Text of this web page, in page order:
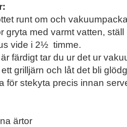
runt om och
gryta med varmt vatten,
vide i 2½ timme.
färdigt tar du ur det ur
grilljärn och låt det bli
för stekyta precis innan
ärtor